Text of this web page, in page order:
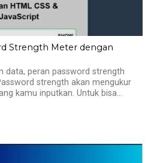
Strength Meter dengan
data, peran password strength
strength akan mengukur
kamu inputkan. Untuk bisa...